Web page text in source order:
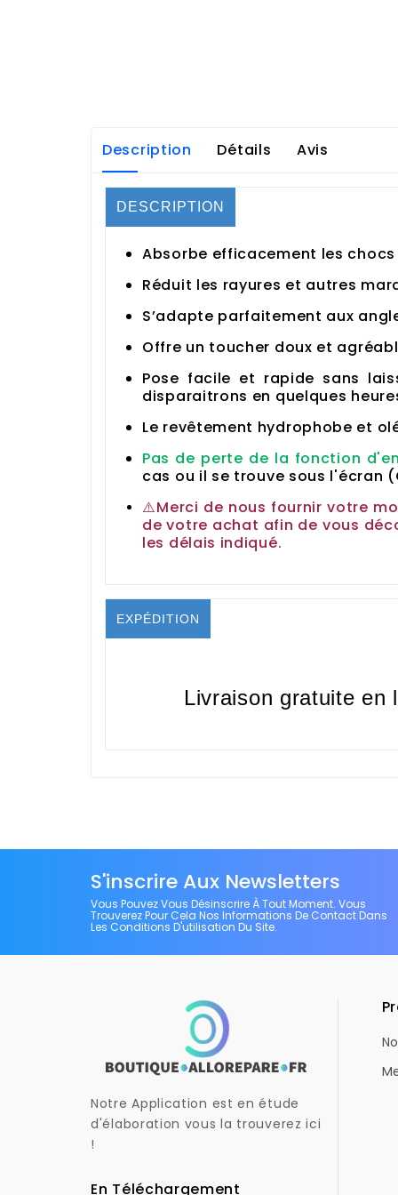
Description Détails Avis
DESCRIPTION
Absorbe efficacement les
Réduit les rayures et autres
S’adapte parfaitement aux
Offre un toucher doux et
Pose facile et rapide sans
disparaitrons en quelques
Le revêtement hydrophobe et
Pas de perte de la fonction
cas ou il se trouve sous l'écran
⚠️Merci de nous fournir votre
de votre achat afin de vous
les délais indiqué.
EXPÉDITION
Livraison gratuite
S'inscrire Aux Newsletters
Vous Pouvez Vous Désinscrire À Tout Moment. Vous
Trouverez Pour Cela Nos Informations De Contact Dans
Les Conditions D'utilisation Du Site.
Notre Application est en étude
d'élaboration vous la trouverez ici
!
En Téléchargement